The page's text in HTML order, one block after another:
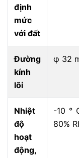
định
mức
với đất
Đường
kính
lõi
φ 32
Nhiệt
độ
hoạt
động,
-10 °
80%